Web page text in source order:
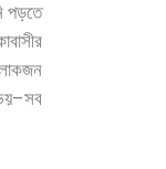
পড়তে
–সব